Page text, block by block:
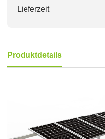
Lieferzeit :
Produktdetails